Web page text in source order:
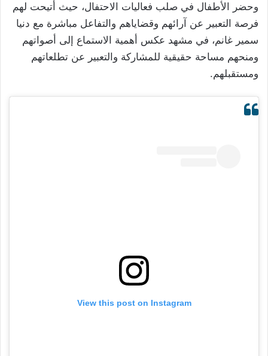
وحضر الأطفال في صلب فعاليات الاحتفال، حيث أتيحت لهم
فرصة التعبير عن آرائهم وقضاياهم والتفاعل مباشرة مع دنيا
سمير غانم، في مشهد عكس أهمية الاستماع إلى أصواتهم
ومنحهم مساحة حقيقية للمشاركة والتعبير عن تطلعاتهم
ومستقبلهم.
View this post on Instagram